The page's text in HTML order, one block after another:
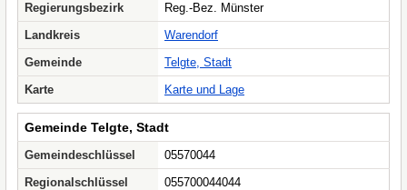
Regierungsbezirk
Reg.-Bez. Münster
Landkreis
Warendorf
Gemeinde
Telgte, Stadt
Karte
Karte und Lage
Gemeinde Telgte, Stadt
Gemeindeschlüssel
05570044
Regionalschlüssel
055700044044